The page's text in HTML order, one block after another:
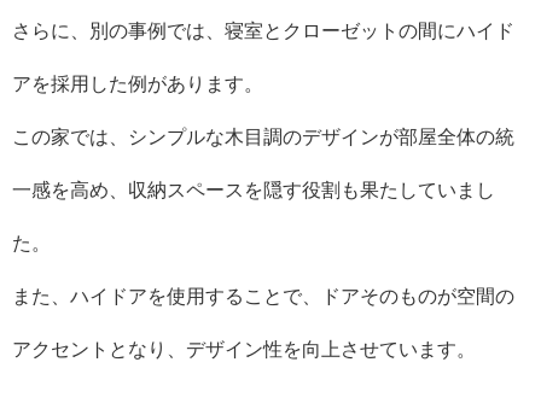
さらに、別の事例では、寝室とクローゼットの間にハイド
アを採用した例があります。
この家では、シンプルな木目調のデザインが部屋全体の統
一感を高め、収納スペースを隠す役割も果たしていまし
た。
また、ハイドアを使用することで、ドアそのものが空間の
アクセントとなり、デザイン性を向上させています。